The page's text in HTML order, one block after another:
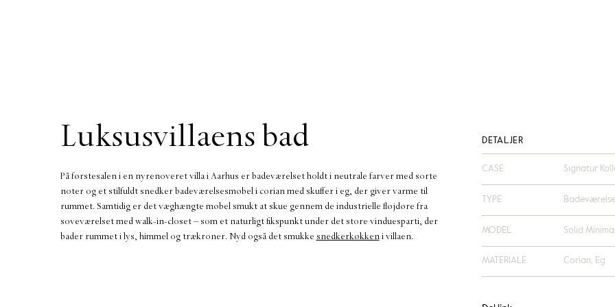
Luksusvillaens bad
På førstesalen i en nyrenoveret villa i Aarhus er badeværelset holdt i neutrale farver med sorte
noter og et stilfuldt snedker badeværelsesmøbel i corian med skuffer i eg, der giver varme til
rummet. Samtidig er det væghængte møbel smukt at skue gennem de industrielle fløjdøre fra
soveværelset med walk-in-closet – som et naturligt fikspunkt under det store vinduesparti, der
bader rummet i lys, himmel og trækroner. Nyd også det smukke snedkerkøkkeni villaen.
DETALJER
CASE Signatur
TYPE Badeværelse
MODEL Solid Minimal
MATERIALE Corian, Eg